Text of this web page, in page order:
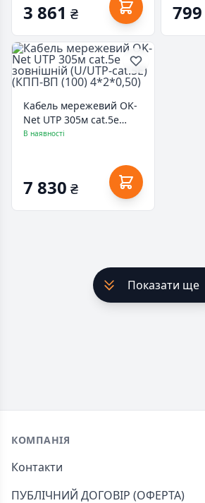
3 861 ₴ 799
Кабель мережевий OK-
Net UTP 305м cat.5e
зовнішній (U/UTP-cat.5Е)
В наявності
7 830 ₴
Показати ще
Footer
КОМПАНІЯ
Контакти
ПУБЛІЧНИЙ ДОГОВІР (ОФЕРТА)